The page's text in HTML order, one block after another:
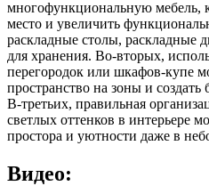
многофункциональную мебель,
место и увеличить
раскладные столы, раскладные
для хранения. Во-вторых,
перегородок или шкафов-купе
пространство на зоны и создать
В-третьих, правильная
светлых оттенков в интерьере
простора и уютности даже в
Видео: